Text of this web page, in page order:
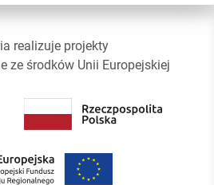
realizuje projekty
ze środków Unii Europejskiej